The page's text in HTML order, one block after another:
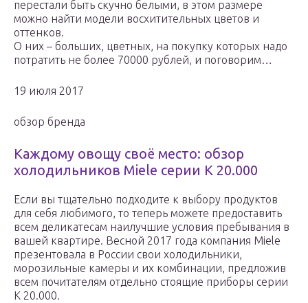
перестали быть скучно белыми, в этом размере
можно найти модели восхитительных цветов и
оттенков.
О них – больших, цветных, на покупку которых надо
потратить не более 70000 рублей, и поговорим…
19 июля 2017
обзор бренда
Каждому овощу своё место: обзор
холодильников Miele серии K 20.000
Если вы тщательно подходите к выбору продуктов
для себя любимого, то теперь можете предоставить
всем деликатесам наилучшие условия пребывания в
вашей квартире. Весной 2017 года компания Miele
презентовала в России свои холодильники,
морозильные камеры и их комбинации, предложив
всем почитателям отдельно стоящие приборы серии
K 20.000.